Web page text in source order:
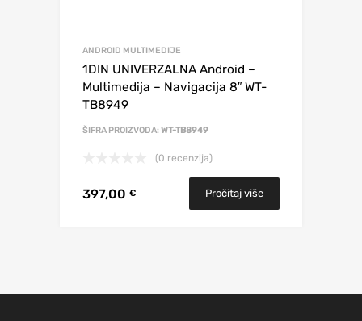
ANDROID MULTIMEDIJE
1DIN UNIVERZALNA Android –
Multimedija – Navigacija 8″ WT-
TB8949
ŠIFRA PROIZVODA: WT-TB8949
(0 recenzija)
397,00 € Pročitaj više